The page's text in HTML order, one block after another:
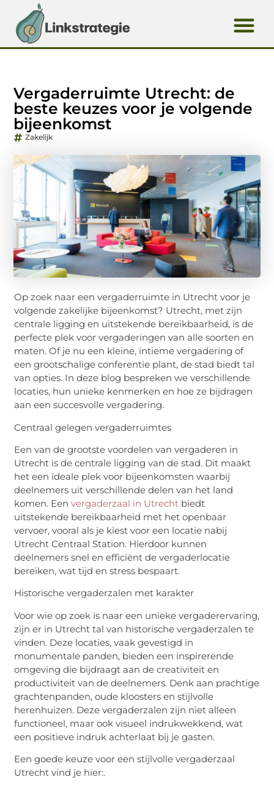
Vergaderruimte Utrecht: de
beste keuzes voor je volgende
bijeenkomst
Zakelijk
Op zoek naar een vergaderruimte in Utrecht voor je
volgende zakelijke bijeenkomst? Utrecht, met zijn
centrale ligging en uitstekende bereikbaarheid, is de
perfecte plek voor vergaderingen van alle soorten en
maten. Of je nu een kleine, intieme vergadering of
een grootschalige conferentie plant, de stad biedt tal
van opties. In deze blog bespreken we verschillende
locaties, hun unieke kenmerken en hoe ze bijdragen
aan een succesvolle vergadering.
Centraal gelegen vergaderruimtes
Een van de grootste voordelen van vergaderen in
Utrecht is de centrale ligging van de stad. Dit maakt
het een ideale plek voor bijeenkomsten waarbij
deelnemers uit verschillende delen van het land
komen. Eenvergaderzaal in Utrecht biedt
uitstekende bereikbaarheid met het openbaar
vervoer, vooral als je kiest voor een locatie nabij
Utrecht Centraal Station. Hierdoor kunnen
deelnemers snel en efficiënt de vergaderlocatie
bereiken, wat tijd en stress bespaart.
Historische vergaderzalen met karakter
Voor wie op zoek is naar een unieke vergaderervaring,
zijn er in Utrecht tal van historische vergaderzalen te
vinden. Deze locaties, vaak gevestigd in
monumentale panden, bieden een inspirerende
omgeving die bijdraagt aan de creativiteit en
productiviteit van de deelnemers. Denk aan prachtige
grachtenpanden, oude kloosters en stijlvolle
herenhuizen. Deze vergaderzalen zijn niet alleen
functioneel, maar ook visueel indrukwekkend, wat
een positieve indruk achterlaat bij je gasten.
Een goede keuze voor een stijlvolle vergaderzaal
Utrecht vind je hier:.